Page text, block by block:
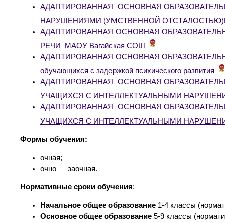
АДАПТИРОВАННАЯ ОСНОВНАЯ
НАРУШЕНИЯМИ (УМСТВЕННОЙ
АДАПТИРОВАННАЯ ОСНОВНАЯ
РЕЧИ МАОУ Вагайская СОШ
АДАПТИРОВАННАЯ ОСНОВНАЯ
обучающихся с задержкой психического развития
АДАПТИРОВАННАЯ ОСНОВНАЯ
УЧАЩИХСЯ С ИНТЕЛЛЕКТУАЛЬНЫМИ
АДАПТИРОВАННАЯ ОСНОВНАЯ
УЧАЩИХСЯ С ИНТЕЛЛЕКТУАЛЬНЫМИ
Формы обучения:
очная;
очно — заочная.
Нормативные сроки обучения:
Начальное общее образование 1-4 классы
Основное общее образование 5-9 классы